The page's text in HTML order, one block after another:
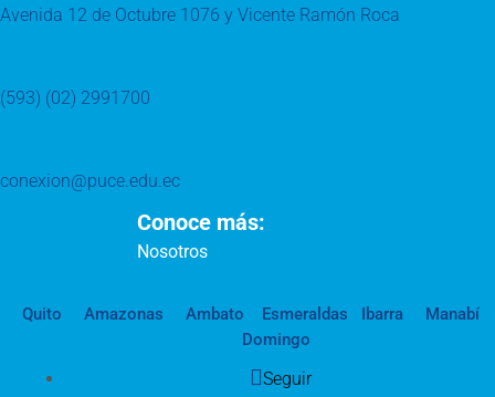
Avenida 12 de Octubre 1076 y Vicente Ramón Roca
(593) (02) 2991700
conexion@puce.edu.ec
Conoce más:
Nosotros
Quito Amazonas Ambato Esmeraldas Ibarra
Manabí
Domingo
Seguir